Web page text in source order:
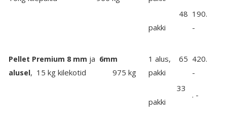
48
pakki
190.
-
Pellet Premium 8 mm ja 6mm
alusel, 15 kg kilekotid 975 kg
1 alus, 65
pakki
420.
-
33
pakki
. -